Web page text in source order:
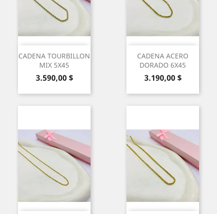
CADENA TOURBILLON
MIX 5X45
Precio
3.590,00 $
CADENA ACERO
DORADO 6X45
Precio
3.190,00 $